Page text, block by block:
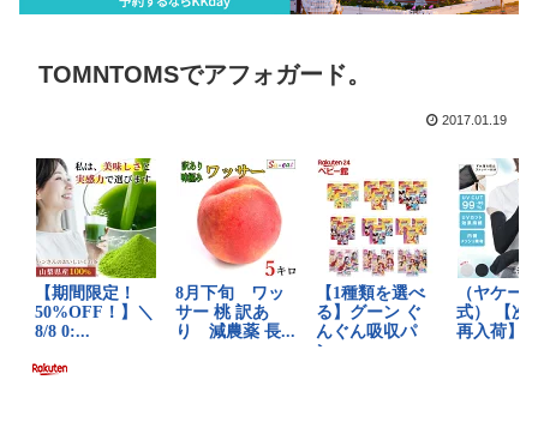
TOMNTOMSでアフォガード。
2017.01.19